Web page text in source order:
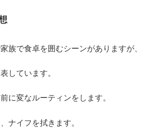
族で食卓を囲むシーンがありますが、
しています。
に変なルーティンをします。
ナイフを拭きます。